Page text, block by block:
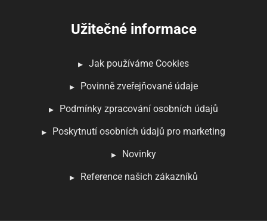
Užitečné informace
Jak používáme Cookies
Povinně zveřejňované údaje
Podmínky zpracování osobních údajů
Poskytnutí osobních údajů pro marketing
Novinky
Reference našich zákazníků